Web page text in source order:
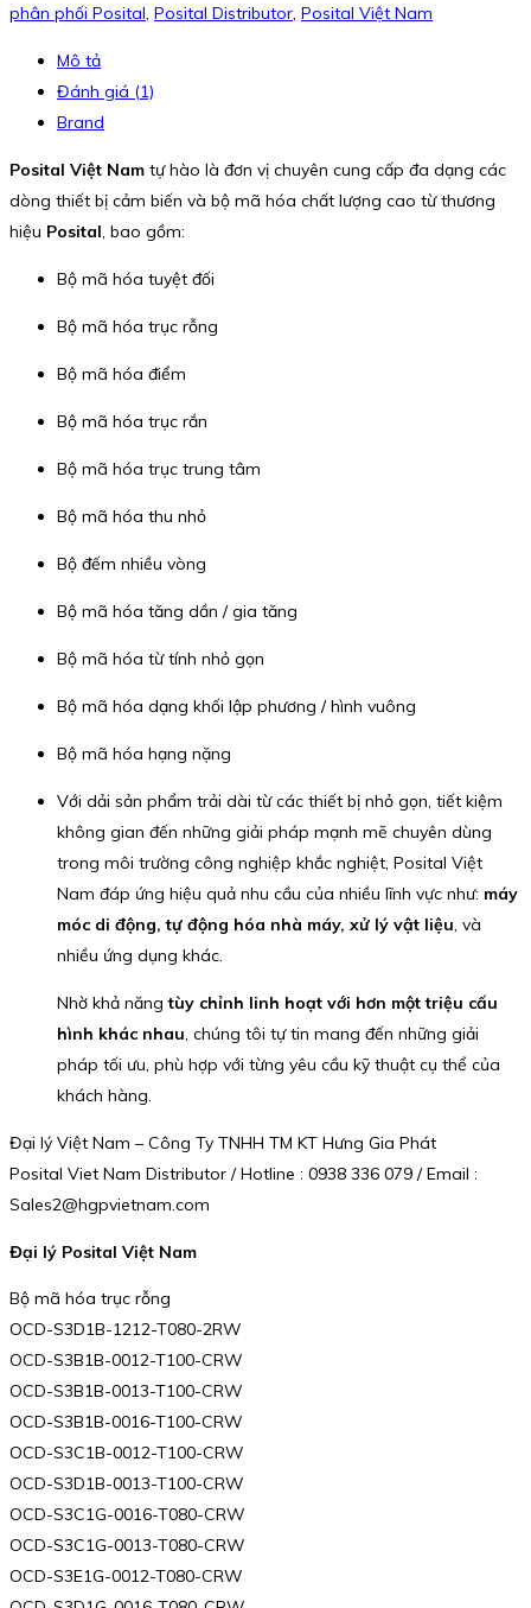
phân phối Posital, Posital Distributor, Posital Việt Nam
Mô tả
Đánh giá (1)
Brand
Posital Việt Nam tự hào là đơn vị chuyên cung cấp đa dạng các
dòng thiết bị cảm biến và bộ mã hóa chất lượng cao từ thương
hiệu Posital, bao gồm:
Bộ mã hóa tuyệt đối
Bộ mã hóa trục rỗng
Bộ mã hóa điểm
Bộ mã hóa trục rắn
Bộ mã hóa trục trung tâm
Bộ mã hóa thu nhỏ
Bộ đếm nhiều vòng
Bộ mã hóa tăng dần / gia tăng
Bộ mã hóa từ tính nhỏ gọn
Bộ mã hóa dạng khối lập phương / hình vuông
Bộ mã hóa hạng nặng
Với dải sản phẩm trải dài từ các thiết bị nhỏ gọn, tiết kiệm
không gian đến những giải pháp mạnh mẽ chuyên dùng
trong môi trường công nghiệp khắc nghiệt, Posital Việt
Nam đáp ứng hiệu quả nhu cầu của nhiều lĩnh vực như: máy
móc di động, tự động hóa nhà máy, xử lý vật liệu, và
nhiều ứng dụng khác.
Nhờ khả năngtùy chỉnh linh hoạt với hơn một triệu cấu
hình khác nhau, chúng tôi tự tin mang đến những giải
pháp tối ưu, phù hợp với từng yêu cầu kỹ thuật cụ thể của
khách hàng.
Đại lý Việt Nam – Công Ty TNHH TM KT Hưng Gia Phát
Posital Viet Nam Distributor / Hotline : 0938 336 079 / Email :
Sales2@hgpvietnam.com
Đại lý Posital Việt Nam
Bộ mã hóa trục rỗng
OCD-S3D1B-1212-T080-2RW
OCD-S3B1B-0012-T100-CRW
OCD-S3B1B-0013-T100-CRW
OCD-S3B1B-0016-T100-CRW
OCD-S3C1B-0012-T100-CRW
OCD-S3D1B-0013-T100-CRW
OCD-S3C1G-0016-T080-CRW
OCD-S3C1G-0013-T080-CRW
OCD-S3E1G-0012-T080-CRW